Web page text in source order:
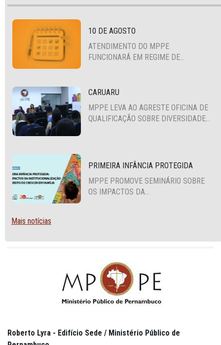
10 DE AGOSTO
ATENDIMENTO DO MPPE
FUNCIONARÁ EM REGIME DE
CARUARU
MPPE LEVA AO AGRESTE OFICINA DE
QUALIFICAÇÃO SOBRE DIVERSIDADE
PRIMEIRA INFÂNCIA PROTEGIDA
MPPE PROMOVE SEMINÁRIO SOBRE
OS IMPACTOS DA
Mais notícias
Roberto Lyra - Edifício Sede / Ministério Público de